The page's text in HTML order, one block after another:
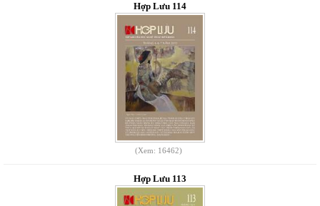
Hợp Lưu 114
(Xem: 16462)
Hợp Lưu 113